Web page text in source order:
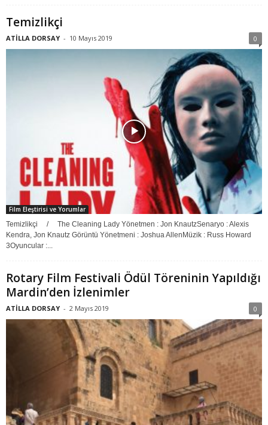
Temizlikçi
ATİLLA DORSAY - 10 Mayıs 2019 0
Film Eleştirisi ve Yorumlar
Temizlikçi / The Cleaning Lady Yönetmen : Jon KnautzSenaryo : Alexis
Kendra, Jon Knautz Görüntü Yönetmeni : Joshua AllenMüzik : Russ Howard
3Oyuncular :...
Rotary Film Festivali Ödül Töreninin Yapıldığı
Mardin’den İzlenimler
ATİLLA DORSAY - 2 Mayıs 2019 0